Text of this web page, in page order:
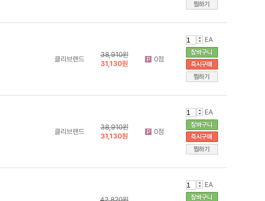
클리브랜드
38,910원
31,130원
0점
EA
클리브랜드
38,910원
31,130원
0점
EA
42,820원
EA